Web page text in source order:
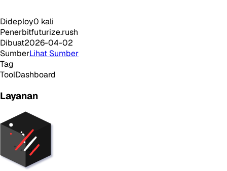
Dideploy0 kali
Penerbitfuturize.rush
Dibuat2026-04-02
SumberLihat Sumber
Tag
ToolDashboard
Layanan